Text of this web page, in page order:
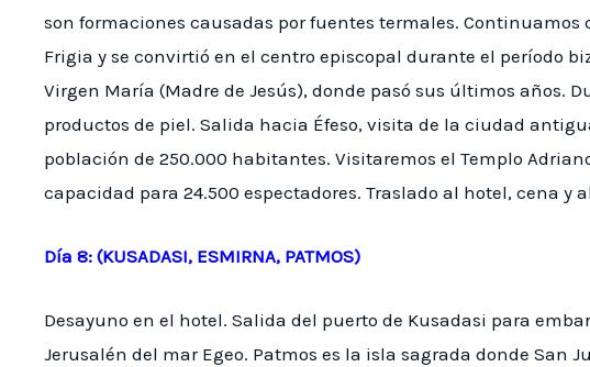
son formaciones causadas por fuentes termales.
Frigia y se convirtió en el centro episcopal durante el período
Virgen María (Madre de Jesús), donde pasó sus últimos años.
productos de piel. Salida hacia Éfeso, visita de la ciudad
población de 250.000 habitantes. Visitaremos el Templo
capacidad para 24.500 espectadores. Traslado al hotel, cena y
Día 8: (KUSADASI, ESMIRNA, PATMOS)
Desayuno en el hotel. Salida del puerto de Kusadasi para
Jerusalén del mar Egeo. Patmos es la isla sagrada donde San